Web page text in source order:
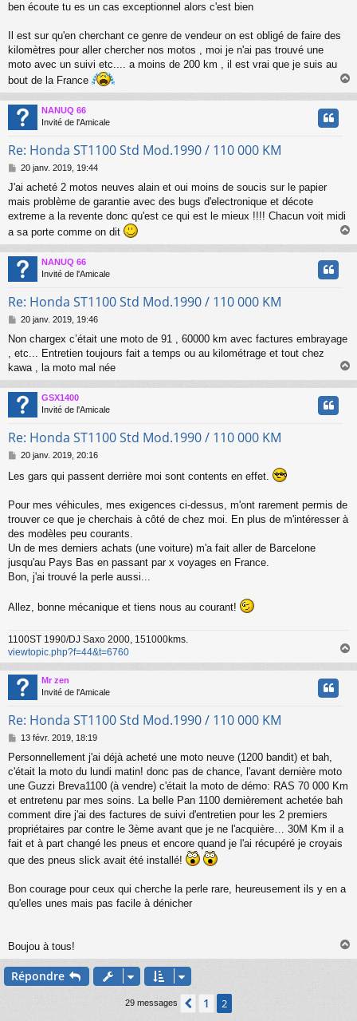
s
a
g
ben écoute tu es un cas exceptionnel alors c'est bien
Il est sur qu'en cherchant ce genre de vendeur on est obligé de faire des
kilomètres pour aller chercher nos motos , moi je n'ai pas trouvé une
moto avec un suivi etc.... a moins de 200 km , il est vrai que je suis au
bout de la France
a
u
NANUQ 66
Invité de l'Amicale
Re: Honda ST1100 Std Mod.1990 / 110 000 KM
M
s
s
a
e
20 janv. 2019, 19:44
J'ai acheté 2 motos neuves alain et oui moins de soucis sur le papier
mais problème de garantie avec des bugs d'electronique et décote
extreme a la revente donc qu'est ce qui est le mieux !!!! Chacun voit midi
a sa porte comme on dit
a
u
NANUQ 66
Invité de l'Amicale
Re: Honda ST1100 Std Mod.1990 / 110 000 KM
M
s
s
a
g
e
20 janv. 2019, 19:46
Non chargex c’était une moto de 91 , 60000 km avec factures embrayage
, etc... Entretien toujours fait a temps ou au kilométrage et tout chez
kawa , la moto mal née
a
u
GSX1400
Invité de l'Amicale
Re: Honda ST1100 Std Mod.1990 / 110 000 KM
M
s
a
e
20 janv. 2019, 20:16
Les gars qui passent derrière moi sont contents en effet.
Pour mes véhicules, mes exigences ci-dessus, m'ont rarement permis de
trouver ce que je cherchais à côté de chez moi. En plus de m'intéresser à
des modèles peu courants.
Un de mes derniers achats (une voiture) m'a fait aller de Barcelone
jusqu'au Pays Bas en passant par x voyages en France.
Bon, j'ai trouvé la perle aussi...
Allez, bonne mécanique et tiens nous au courant!
1100ST 1990/DJ Saxo 2000, 151000kms.
viewtopic.php?f=44&t=6760
a
u
Mr zen
Invité de l'Amicale
Re: Honda ST1100 Std Mod.1990 / 110 000 KM
M
s
s
a
g
13 févr. 2019, 18:19
Personnellement j'ai déjà acheté une moto neuve (1200 bandit) et bah,
c'était la moto du lundi matin! donc pas de chance, l'avant dernière moto
une Guzzi Breva1100 (à vendre) c'était la moto de démo: RAS 70 000 Km
et entretenu par mes soins. La belle Pan 1100 dernièrement achetée bah
comment dire j'ai des factures de suivi d'entretien pour les 2 premiers
propriétaires par contre le 3ème avant que je ne l'acquière… 30M Km il a
fait et à part changé les pneus et encore quand je l'ai récupéré je croyais
que des pneus slick avait été installé!
Bon courage pour ceux qui cherche la perle rare, heureusement ils y en a
qu'elles unes mais pas facile à dénicher
Boujou à tous!
a
Répondre
29 messages Précédente
1 2